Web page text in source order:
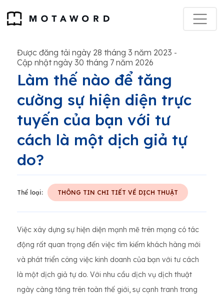
Được đăng tải ngày 28 tháng 3 năm 2023 -
Cập nhật ngày 30 tháng 7 năm 2026
Làm thế nào để tăng
cường sự hiện diện trực
tuyến của bạn với tư
cách là một dịch giả tự
do?
Thể loại: THÔNG TIN CHI TIẾT VỀ DỊCH THUẬT
Việc xây dựng sự hiện diện mạnh mẽ trên mạng có tác
động rất quan trọng đến việc tìm kiếm khách hàng mới
và phát triển công việc kinh doanh của bạn với tư cách
là một dịch giả tự do. Với nhu cầu dịch vụ dịch thuật
ngày càng tăng trên toàn thế giới, sự cạnh tranh trong